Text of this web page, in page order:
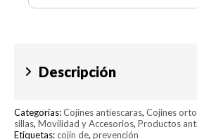
Descripción
Categorías:Cojines antiescaras, Cojines
sillas, Movilidad y Accesorios, Productos
Etiquetas:cojín de, prevención